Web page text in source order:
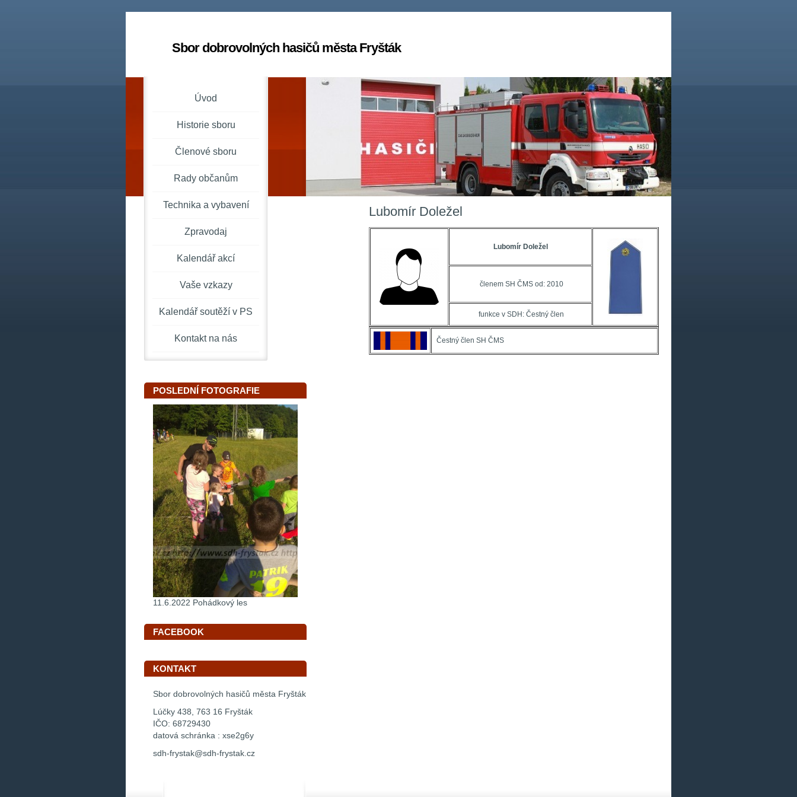
Sbor dobrovolných hasičů města Fryšták
Lubomír Doležel
Lubomír Doležel
členem SH ČMS od: 2010
funkce v SDH: Čestný člen
Čestný člen SH ČMS
Úvod
Historie sboru
Členové sboru
Rady občanům
Technika a vybavení
Zpravodaj
Kalendář akcí
Vaše vzkazy
Kalendář soutěží v PS
Kontakt na nás
POSLEDNÍ FOTOGRAFIE
11.6.2022 Pohádkový les
FACEBOOK
KONTAKT
Sbor dobrovolných hasičů města Fryšták
Lúčky 438, 763 16 Fryšták
IČO: 68729430
datová schránka : xse2g6y
sdh-frystak@sdh-frystak.cz